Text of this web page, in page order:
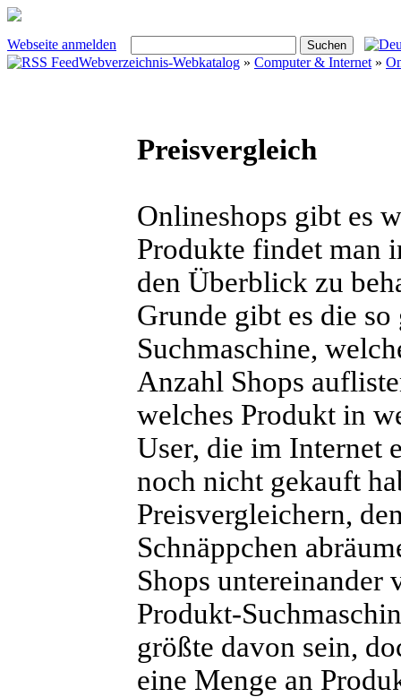
Webseite anmelden
Webverzeichnis-Webkatalog » Computer & Internet »
Preisvergleich
Onlineshops gibt es
Produkte findet man
den Überblick zu
Grunde gibt es die
Suchmaschine,
Anzahl Shops
welches Produkt in
User, die im Internet
noch nicht gekauft
Preisvergleichern,
Schnäppchen
Shops untereinander
Produkt-
größte davon sein,
eine Menge an